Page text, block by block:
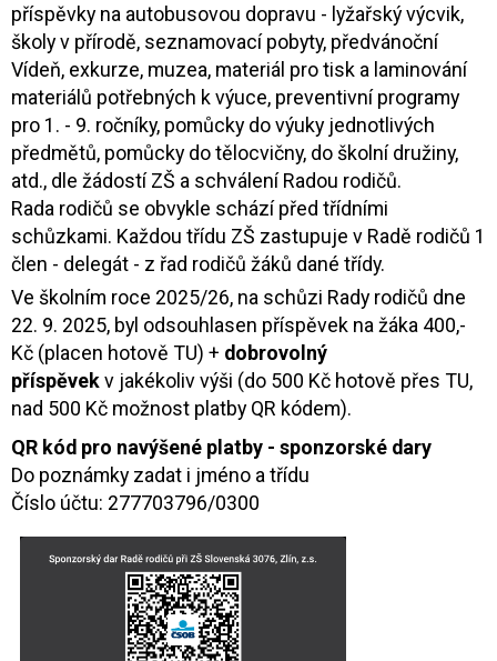
příspěvky na autobusovou dopravu - lyžařský výcvik,
školy v přírodě, seznamovací pobyty, předvánoční
Vídeň, exkurze, muzea, materiál pro tisk a laminování
materiálů potřebných k výuce, preventivní programy
pro 1. - 9. ročníky, pomůcky do výuky jednotlivých
předmětů, pomůcky do tělocvičny, do školní družiny,
atd., dle žádostí ZŠ a schválení Radou rodičů.
Rada rodičů se obvykle schází před třídními
schůzkami. Každou třídu ZŠ zastupuje v Radě rodičů 1
člen - delegát - z řad rodičů žáků dané třídy.
Ve školním roce 2025/26, na schůzi Rady rodičů dne
22. 9. 2025, byl odsouhlasen příspěvek na žáka 400,-
Kč (placen hotově TU) + dobrovolný
příspěvekv jakékoliv výši (do 500 Kč hotově přes TU,
nad 500 Kč možnost platby QR kódem).
QR kód pro navýšené platby - sponzorské dary
Do poznámky zadat i jméno a třídu
Číslo účtu: 277703796/0300